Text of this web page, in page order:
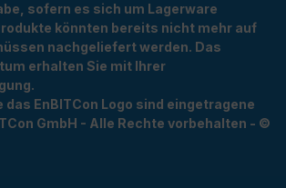
sofern es sich um Lagerware
könnten bereits nicht mehr auf
nachgeliefert werden. Das
erhalten Sie mit Ihrer
das EnBITCon Logo sind eingetragene
GmbH - Alle Rechte vorbehalten - ©